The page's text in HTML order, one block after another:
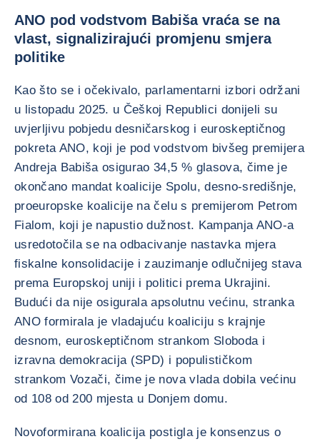
ANO pod vodstvom Babiša vraća se na
vlast, signalizirajući promjenu smjera
politike
Kao što se i očekivalo, parlamentarni izbori održani
u listopadu 2025. u Češkoj Republici donijeli su
uvjerljivu pobjedu desničarskog i euroskeptičnog
pokreta ANO, koji je pod vodstvom bivšeg premijera
Andreja Babiša osigurao 34,5 % glasova, čime je
okončano mandat koalicije Spolu, desno-središnje,
proeuropske koalicije na čelu s premijerom Petrom
Fialom, koji je napustio dužnost. Kampanja ANO-a
usredotočila se na odbacivanje nastavka mjera
fiskalne konsolidacije i zauzimanje odlučnijeg stava
prema Europskoj uniji i politici prema Ukrajini.
Budući da nije osigurala apsolutnu većinu, stranka
ANO formirala je vladajuću koaliciju s krajnje
desnom, euroskeptičnom strankom Sloboda i
izravna demokracija (SPD) i populističkom
strankom Vozači, čime je nova vlada dobila većinu
od 108 od 200 mjesta u Donjem domu.
Novoformirana koalicija postigla je konsenzus o